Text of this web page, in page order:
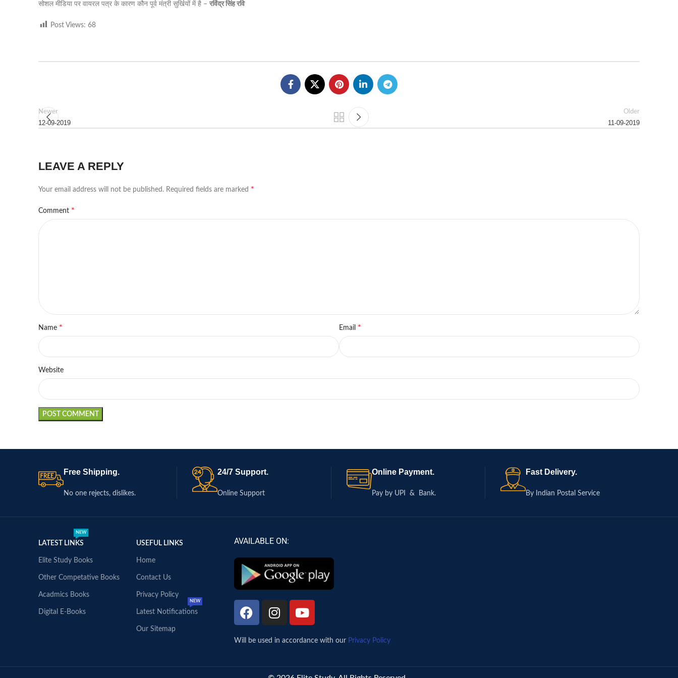
सोशल मीडिया पर वायरल पत्र के कारण कौन पूर्व मंत्री सुर्खियों में है – रविंद्र सिंह रवि
Post Views: 68
Newer
12-09-2019
Older
11-09-2019
LEAVE A REPLY
Your email address will not be published. Required fields are marked *
Comment *
Name * Email *
Website
Free Shipping.
No one rejects, dislikes.
24/7 Support.
Online Support
Online Payment.
Pay by UPI & Bank.
Fast Delivery.
By Indian Postal Service
LATEST LINKS
NEW
Elite Study Books
Other Competative Books
Acadmics Books
Digital E-Books
USEFUL LINKS
Home
Contact Us
Privacy Policy
Latest Notifications
NEW
Our Sitemap
AVAILABLE ON:
Will be used in accordance with our Privacy Policy